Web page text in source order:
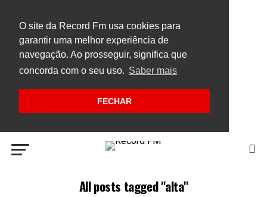
O site da Record Fm usa cookies para
garantir uma melhor experiência de
navegação. Ao prosseguir, significa que
concorda com o seu uso. Saber mais
FECHAR
All posts tagged "alta"